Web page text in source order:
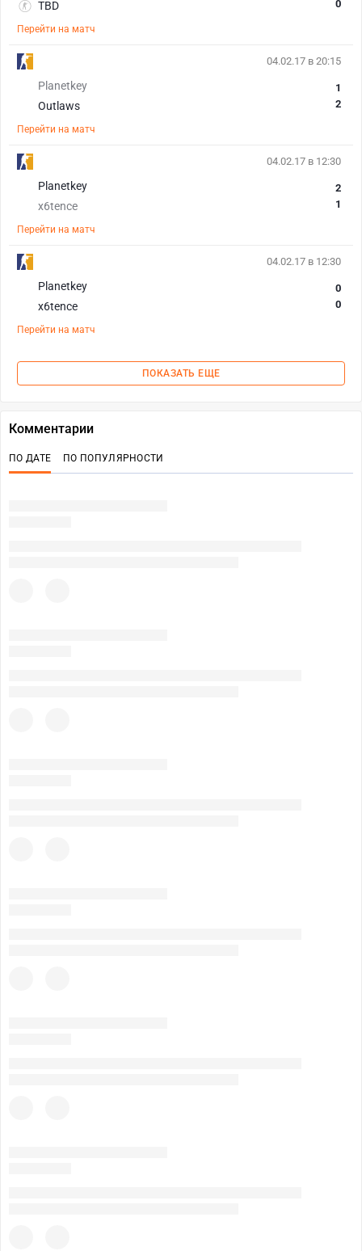
TBD 0
Перейти на матч
04.02.17 в 20:15
Planetkey
Outlaws
1
2
Перейти на матч
04.02.17 в 12:30
Planetkey
x6tence
2
1
Перейти на матч
04.02.17 в 12:30
Planetkey
x6tence
0
0
Перейти на матч
ПОКАЗАТЬ ЕЩЕ
Комментарии
ПО ДАТЕ ПО ПОПУЛЯРНОСТИ